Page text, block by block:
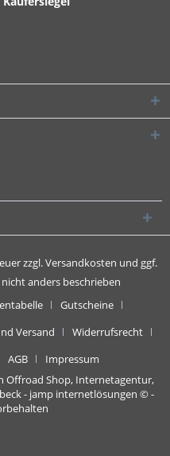
zzgl.Versandkosten und ggf.
anders beschrieben
Gutscheine
Versand
Widerrufsrecht
AGB
Impressum
Offroad Shop, Internetagentur,
- jamp internetlösungen © -